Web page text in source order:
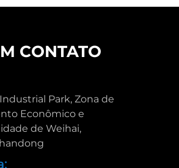
CONTATO
Park, Zona de
Econômico e
de Weihai,